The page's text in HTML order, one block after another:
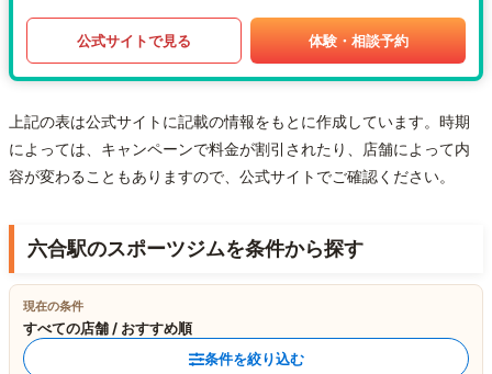
公式サイトで見る 体験・相談予約
上記の表は公式サイトに記載の情報をもとに作成しています。時期
によっては、キャンペーンで料金が割引されたり、店舗によって内
容が変わることもありますので、公式サイトでご確認ください。
六合駅のスポーツジムを条件から探す
現在の条件
すべての店舗 / おすすめ順
条件を絞り込む